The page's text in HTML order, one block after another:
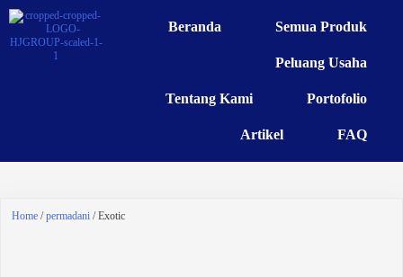
Beranda Semua Produk
Peluang Usaha
Tentang Kami Portofolio
Artikel FAQ
Home /permadani / Exotic